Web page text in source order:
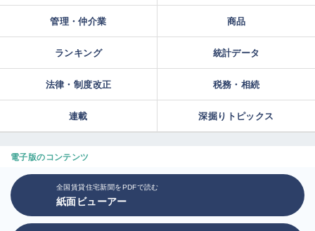
管理・仲介業 商品
ランキング 統計データ
法律・制度改正 税務・相続
連載 深掘りトピックス
電子版のコンテンツ
全国賃貸住宅新聞をPDFで読む
紙面ビューアー